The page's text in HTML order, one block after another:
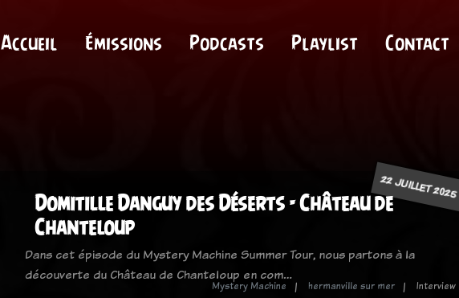
Accueil Émissions Podcasts Playlist Contact
22 JUILLET 2025
Domitille Danguy des Déserts - Château de
Chanteloup
Dans cet épisode du Mystery Machine Summer Tour, nous partons à la
découverte du Château de Chanteloup en com…
Mystery Machine hermanville sur mer Interview